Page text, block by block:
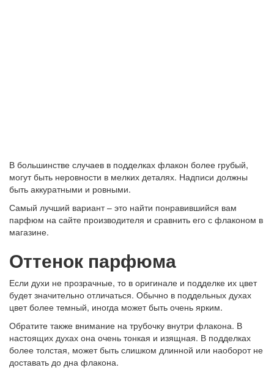
В большинстве случаев в подделках флакон более грубый,
могут быть неровности в мелких деталях. Надписи должны
быть аккуратными и ровными.
Самый лучший вариант – это найти понравившийся вам
парфюм на сайте производителя и сравнить его с флаконом в
магазине.
Оттенок парфюма
Если духи не прозрачные, то в оригинале и подделке их цвет
будет значительно отличаться. Обычно в поддельных духах
цвет более темный, иногда может быть очень ярким.
Обратите также внимание на трубочку внутри флакона. В
настоящих духах она очень тонкая и изящная. В подделках
более толстая, может быть слишком длинной или наоборот не
доставать до дна флакона.